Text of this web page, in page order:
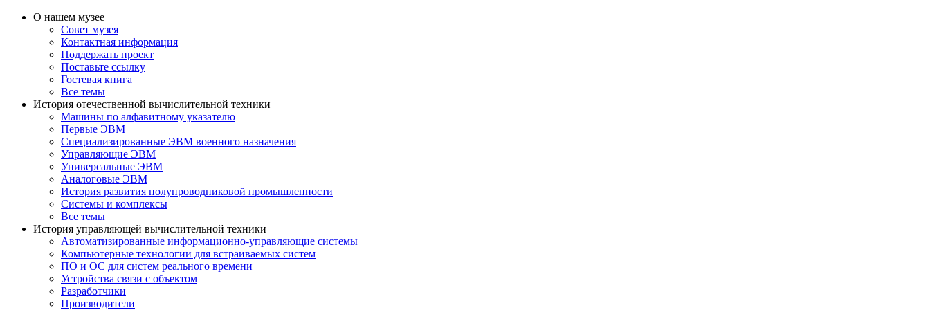
О нашем музее
Совет музея
Контактная информация
Поддержать проект
Поставьте ссылку
Гостевая книга
Все темы
История отечественной вычислительной техники
Машины по алфавитному указателю
Первые ЭВМ
Специализированные ЭВМ военного назначения
Управляющие ЭВМ
Универсальные ЭВМ
Аналоговые ЭВМ
История развития полупроводниковой промышленности
Системы и комплексы
Все темы
История управляющей вычислительной техники
Автоматизированные информационно-управляющие системы
Компьютерные технологии для встраиваемых систем
ПО и ОС для систем реального времени
Устройства связи с объектом
Разработчики
Производители